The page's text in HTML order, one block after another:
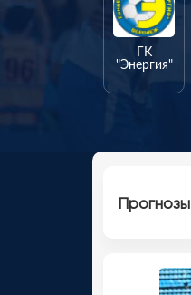
ГК
"Энергия"
Прогнозы